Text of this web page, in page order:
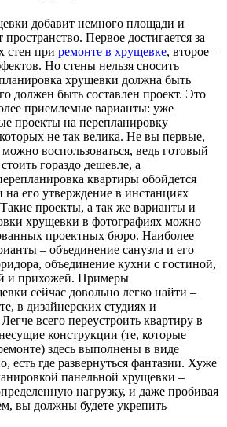
добавит немного площади и
Первое достигается за
стен при ремонте в хрущевке, второе –
Но стены нельзя сносить
хрущевки должна быть
должен быть составлен проект. Это
приемлемые варианты: уже
проекты на перепланировку
не так велика. Не вы первые,
воспользоваться, ведь готовый
гораздо дешевле, а
квартиры обойдется
на его утверждение в инстанциях
проекты, а так же варианты и
хрущевки в фотографиях можно
проектных бюро. Наиболее
– объединение санузла и его
объединение кухни с гостиной,
и прихожей. Примеры
сейчас довольно легко найти –
в дизайнерских студиях и
всего переустроить квартиру в
конструкции (те, которые
здесь выполнены в виде
есть где развернуться фантазии. Хуже
панельной хрущевки –
нагрузку, и даже пробивая
вы должны будете укрепить